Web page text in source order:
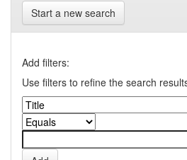
Start a new search
Add filters:
Use filters to refine the search